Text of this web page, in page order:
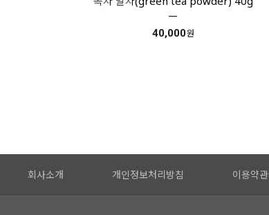
40,000원
회사소개 개인정보처리방침 이용약관